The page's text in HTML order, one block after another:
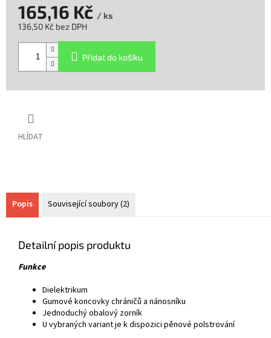
HLÍDAT
165,16 Kč / ks
136,50 Kč bez DPH
Přidat do košíku
Popis Související soubory (2)
Detailní popis produktu
Funkce
Dielektrikum
Gumové koncovky chráničů a nánosníku
Jednoduchý obalový zorník
U vybraných variant je k dispozici pěnové polstrování